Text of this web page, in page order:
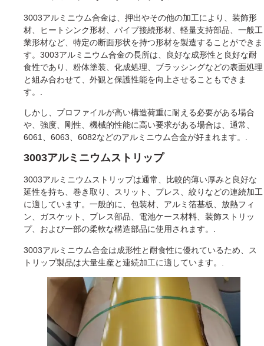
3003アルミニウム合金は、押出やその他の加工により、装飾形
材、ヒートシンク形材、パイプ接続形材、軽量支持部品、一般工
業形材など、特定の断面形状を持つ形材を製造することができま
す。3003アルミニウム合金の長所は、良好な成形性と良好な耐
食性であり、粉体塗装、化成処理、ブラッシングなどの表面処理
と組み合わせて、外観と保護性能を向上させることもできま
す。.
しかし、プロファイルが高い構造荷重に耐える必要がある場合
や、強度、剛性、機械的性能に高い要求がある場合は、通常、
6061、6063、6082などのアルミニウム合金が好まれます。.
3003アルミニウムストリップ
3003アルミニウムストリップは通常、比較的薄い厚みと良好な
延性を持ち、巻き取り、スリット、プレス、絞りなどの連続加工
に適しています。一般的に、包装材、アルミ箔基板、放熱フィ
ン、ガスケット、プレス部品、電池ケース材料、装飾ストリッ
プ、および一部の柔軟な構造部品に使用されます。.
3003アルミニウム合金は成形性と耐食性に優れているため、ス
トリップ製品は大量生産と連続加工に適しています。.